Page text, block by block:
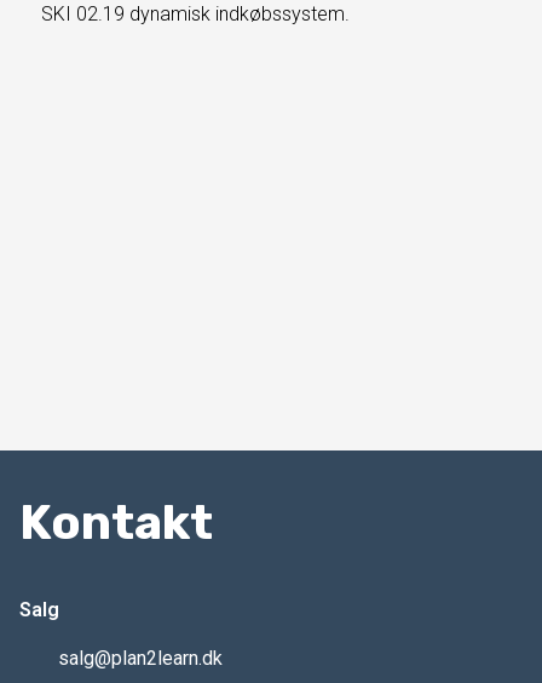
SKI 02.19 dynamisk indkøbssystem.
Kontakt
Salg
salg@plan2learn.dk